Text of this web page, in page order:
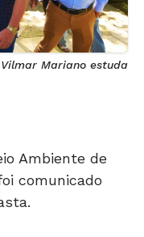
Mariano estuda
Ambiente de
comunicado